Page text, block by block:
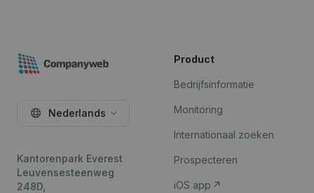
Nederlands
Kantorenpark Everest
Leuvensesteenweg
248D,
Product
Bedrijfsinformatie
Monitoring
Internationaal zoeken
Prospecteren
iOS app